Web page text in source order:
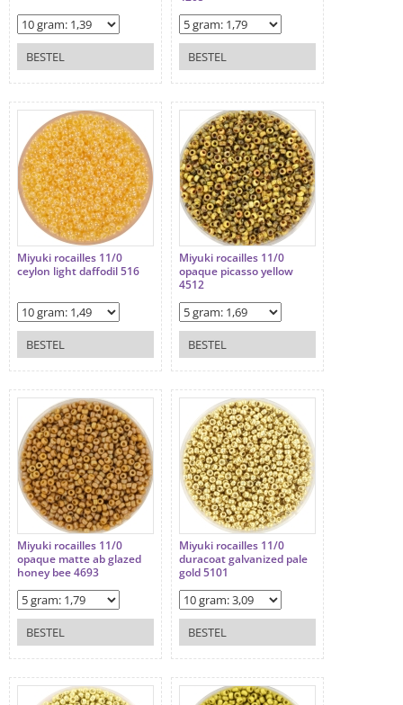
BESTEL BESTEL
Miyuki rocailles 11/0
ceylon light daffodil 516
BESTEL
Miyuki rocailles 11/0
opaque picasso yellow
4512
BESTEL
Miyuki rocailles 11/0
opaque matte ab glazed
honey bee 4693
BESTEL
Miyuki rocailles 11/0
duracoat galvanized pale
gold 5101
BESTEL